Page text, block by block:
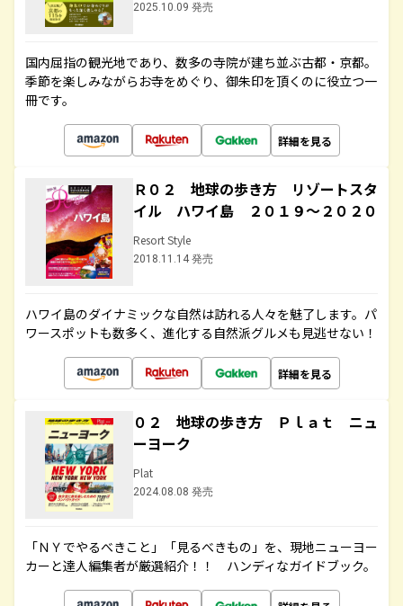
2025.10.09 発売
国内屈指の観光地であり、数多の寺院が建ち並ぶ古都・京都。
季節を楽しみながらお寺をめぐり、御朱印を頂くのに役立つ一
冊です。
詳細を見る
Ｒ０２ 地球の歩き方 リゾートスタ
イル ハワイ島 ２０１９～２０２０
Resort Style
2018.11.14 発売
ハワイ島のダイナミックな自然は訪れる人々を魅了します。パ
ワースポットも数多く、進化する自然派グルメも見逃せない！
詳細を見る
０２ 地球の歩き方 Ｐｌａｔ ニュ
ーヨーク
Plat
2024.08.08 発売
「ＮＹでやるべきこと」「見るべきもの」を、現地ニューヨー
カーと達人編集者が厳選紹介！！ ハンディなガイドブック。